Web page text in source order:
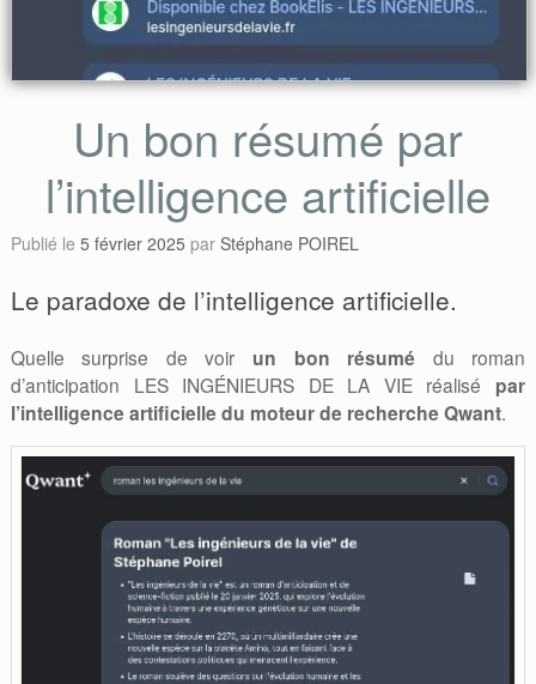
Un bon résumé par
l’intelligence artificielle
Publié le 5 février 2025 par Stéphane POIREL
Le paradoxe de l’intelligence artificielle.
Quelle surprise de voir un bon résumé du roman
d’anticipation LES INGÉNIEURS DE LA VIE réalisé par
l’intelligence artificielle du moteur de recherche Qwant.